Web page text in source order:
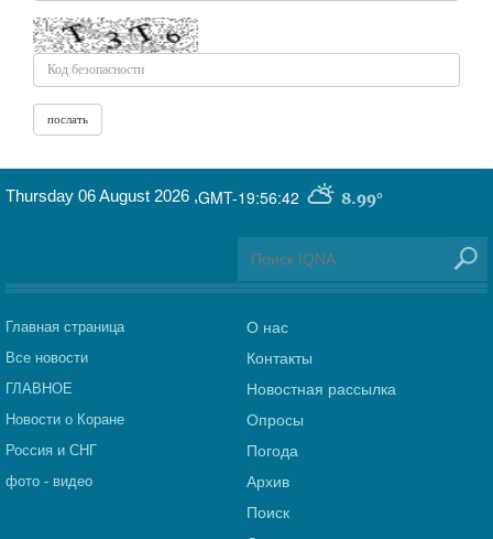
GMT-19:56:42 8.99°
Thursday 06 August 2026 ,
Главная страница
Все новости
ГЛАВНОЕ
Новости о Коране
Россия и СНГ
фото - видео
О нас
Контакты
Новостная рассылка
Опросы
Погода
Архив
Поиск